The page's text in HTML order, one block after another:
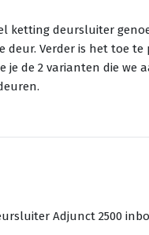
ketting deursluiter
deur. Verder is het toe
de 2 varianten die we